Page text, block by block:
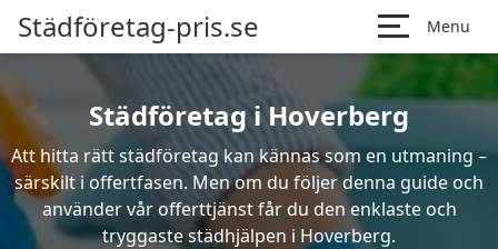
Städföretag-pris.se Menu
Städföretag i Hoverberg
Att hitta rätt städföretag kan kännas som en utmaning –
särskilt i offertfasen. Men om du följer denna guide och
använder vår offerttjänst får du den enklaste och
tryggaste städhjälpen i Hoverberg.